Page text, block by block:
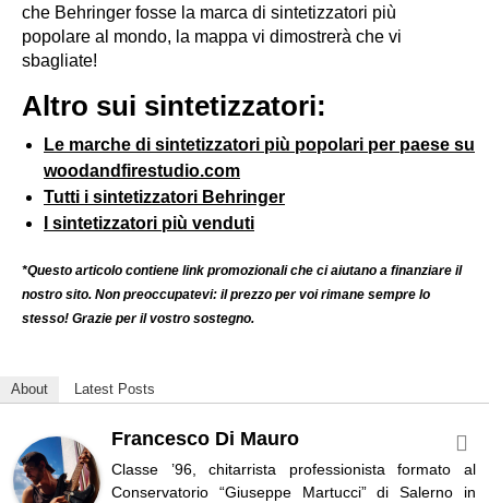
che Behringer fosse la marca di sintetizzatori più
popolare al mondo, la mappa vi dimostrerà che vi
sbagliate!
Altro sui sintetizzatori:
Le marche di sintetizzatori più popolari per paese su
woodandfirestudio.com
Tutti i sintetizzatori Behringer
I sintetizzatori più venduti
*Questo articolo contiene link promozionali che ci aiutano a finanziare il
nostro sito. Non preoccupatevi: il prezzo per voi rimane sempre lo
stesso! Grazie per il vostro sostegno.
About Latest Posts
Francesco Di Mauro
Classe ’96, chitarrista professionista formato al
Conservatorio “Giuseppe Martucci” di Salerno in